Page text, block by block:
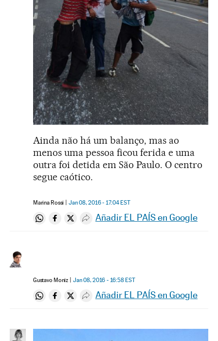
Ainda não há um balanço, mas ao
menos uma pessoa ficou ferida e uma
outra foi detida em São Paulo. O centro
segue caótico.
Marina Rossi Jan 08, 2016 - 17:04 EST
Compartir en Whatsapp
Compartir en Facebook
Compartir en Twitter
Desplegar Redes Sociales
Añadir EL PAÍS en Google
Gustavo Moniz Jan 08, 2016 - 16:58 EST
Compartir en Whatsapp
Compartir en Facebook
Compartir en Twitter
Desplegar Redes Sociales
Añadir EL PAÍS en Google